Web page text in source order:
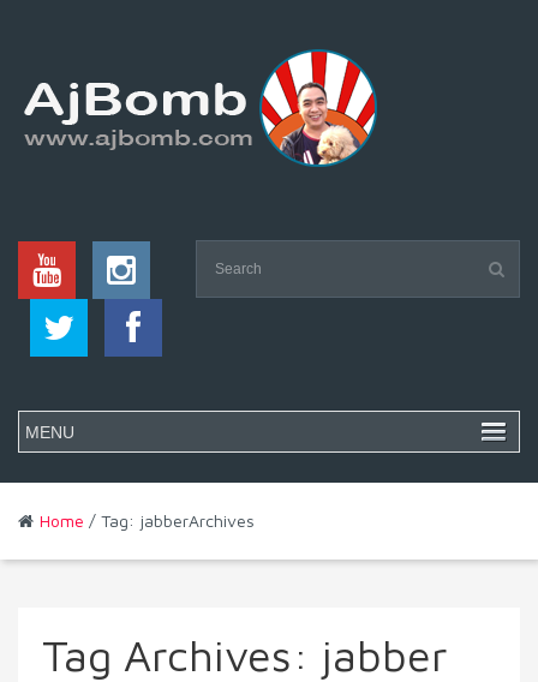
Home / Tag: jabberArchives
Tag Archives: jabber